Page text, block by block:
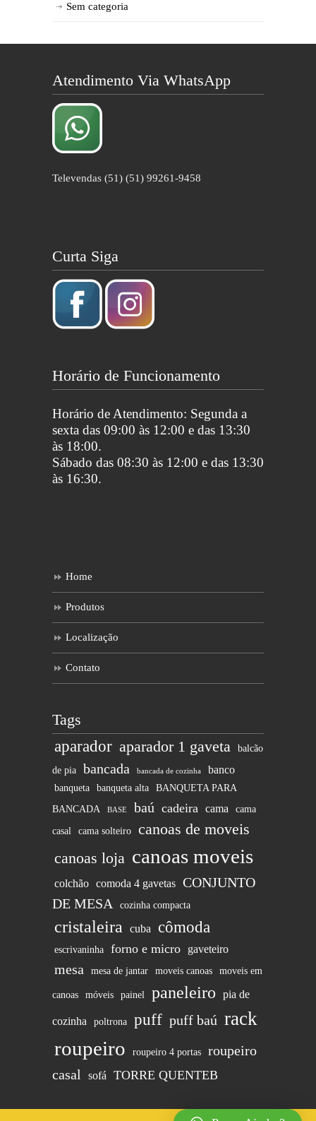
Sem categoria
Atendimento Via WhatsApp
Televendas (51) (51) 99261-9458
Curta Siga
Horário de Funcionamento
Horário de Atendimento: Segunda a
sexta das 09:00 às 12:00 e das 13:30
às 18:00.
Sábado das 08:30 às 12:00 e das 13:30
às 16:30.
Home
Produtos
Localização
Contato
Tags
aparador aparador 1 gaveta balcão
de pia bancada bancada de cozinha banco
banqueta banqueta alta
BANQUETA PARA
BANCADA
BASE baú cadeira cama cama
casal cama solteiro
canoas de moveis
canoas loja canoas moveis
colchão comoda 4 gavetas CONJUNTO
DE MESA
cozinha compacta
cristaleira cuba cômoda
escrivaninha forno e micro gaveteiro
mesa mesa de jantar moveis canoas moveis em
canoas móveis painel paneleiro pia de
cozinha poltrona puff puff baú rack
roupeiro roupeiro 4 portas
roupeiro
casal
sofá TORRE QUENTEB